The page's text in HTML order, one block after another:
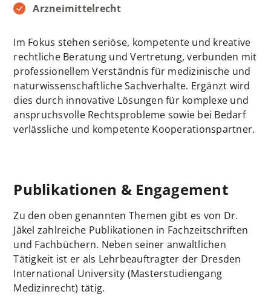
Arzneimittelrecht
Im Fokus stehen seriöse, kompetente und kreative
rechtliche Beratung und Vertretung, verbunden mit
professionellem Verständnis für medizinische und
naturwissenschaftliche Sachverhalte. Ergänzt wird
dies durch innovative Lösungen für komplexe und
anspruchsvolle Rechtsprobleme sowie bei Bedarf
verlässliche und kompetente Kooperationspartner.
Publikationen & Engagement
Zu den oben genannten Themen gibt es von Dr.
Jäkel zahlreiche Publikationen in Fachzeitschriften
und Fachbüchern. Neben seiner anwaltlichen
Tätigkeit ist er als Lehrbeauftragter der Dresden
International University (Masterstudiengang
Medizinrecht) tätig.